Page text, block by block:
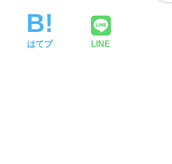
はてブ LINE